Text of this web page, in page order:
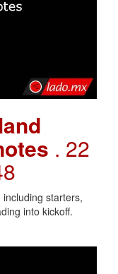
. 22
starters,
into kickoff.